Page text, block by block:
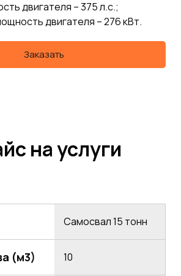
двигателя – 375 л.с.;
двигателя – 276 кВт.
Заказать
на услуги
Самосвал 15 тонн
(м3) 10